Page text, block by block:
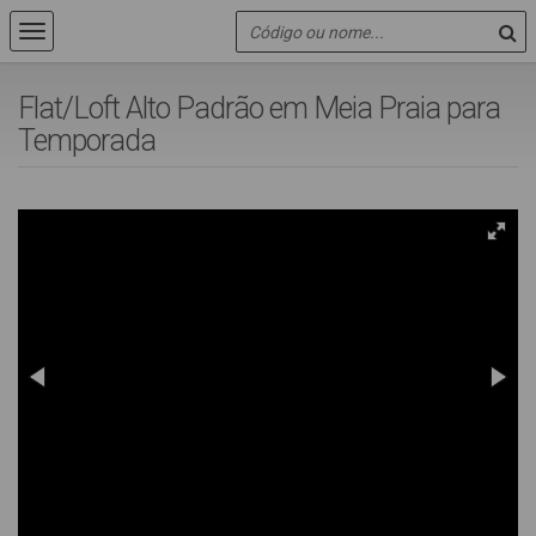
Flat/Loft Alto Padrão em Meia Praia para
Temporada